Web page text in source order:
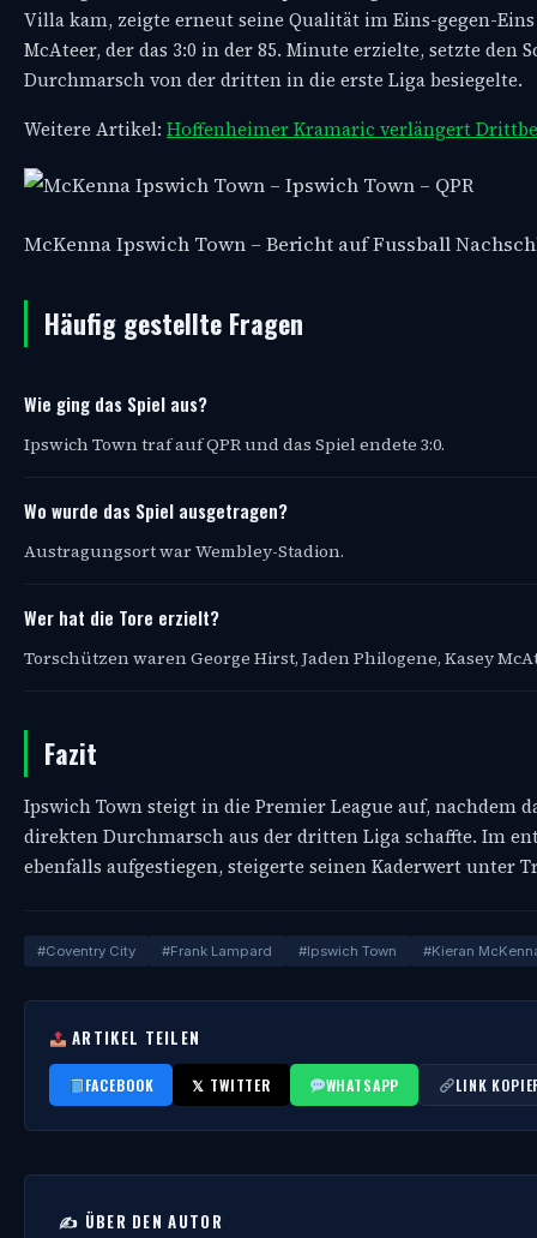
Villa kam, zeigte erneut seine Qualität im Eins-gegen-
McAteer, der das 3:0 in der 85. Minute erzielte, setzte
Durchmarsch von der dritten in die erste Liga besiegelte.
Weitere Artikel: Hoffenheimer Kramaric verlängert
McKenna Ipswich Town – Bericht auf Fussball
Häufig gestellte Fragen
Wie ging das Spiel aus?
Ipswich Town traf auf QPR und das Spiel endete 3:0.
Wo wurde das Spiel ausgetragen?
Austragungsort war Wembley-Stadion.
Wer hat die Tore erzielt?
Torschützen waren George Hirst, Jaden Philogene, Kasey
Fazit
Ipswich Town steigt in die Premier League auf, nachdem
direkten Durchmarsch aus der dritten Liga schaffte. Im
ebenfalls aufgestiegen, steigerte seinen Kaderwert unter
#Coventry City #Frank Lampard #Ipswich Town #Kieran
ARTIKEL TEILEN
FACEBOOK 𝕏 TWITTER WHATSAPP LINK
✍️ ÜBER DEN AUTOR